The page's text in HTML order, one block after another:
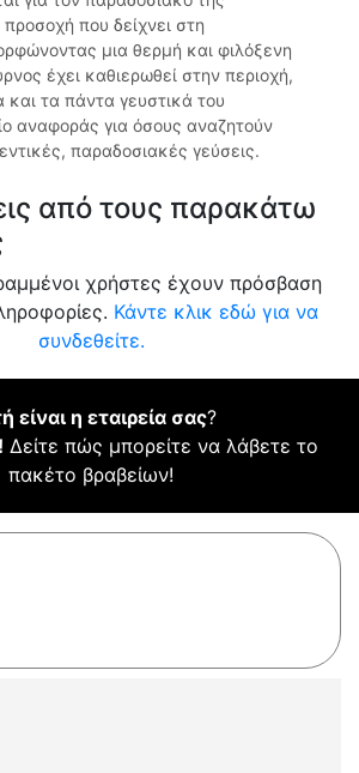
που δείχνει στη
μια θερμή και φιλόξενη
έχει καθιερωθεί στην περιοχή,
και τα πάντα γευστικά του
αναφοράς για όσους αναζητούν
παραδοσιακές γεύσεις.
από τους παρακάτω
χρήστες έχουν πρόσβαση
Κάντε κλικ εδώ για να
συνδεθείτε.
είναι η εταιρεία σας?
Δείτε πώς μπορείτε να λάβετε το
πακέτο βραβείων!